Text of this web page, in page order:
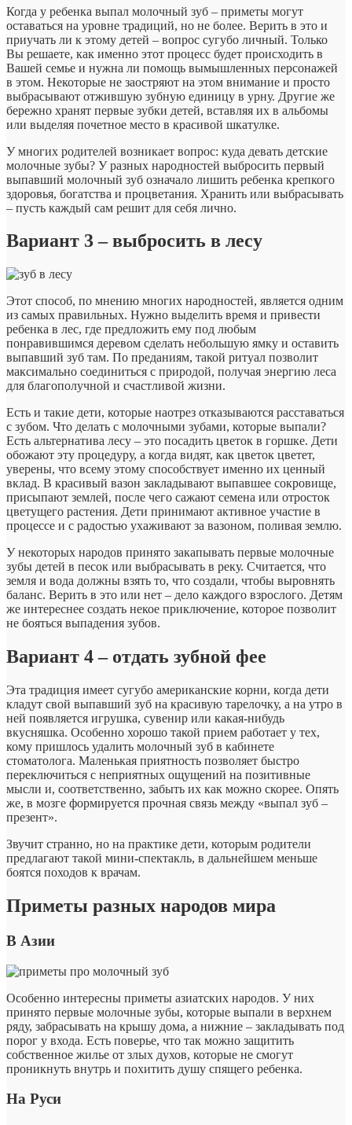
Когда у ребенка выпал молочный зуб – приметы могут
оставаться на уровне традиций, но не более. Верить в это и
приучать ли к этому детей – вопрос сугубо личный. Только
Вы решаете, как именно этот процесс будет происходить в
Вашей семье и нужна ли помощь вымышленных персонажей
в этом. Некоторые не заостряют на этом внимание и просто
выбрасывают отжившую зубную единицу в урну. Другие же
бережно хранят первые зубки детей, вставляя их в альбомы
или выделяя почетное место в красивой шкатулке.
У многих родителей возникает вопрос: куда девать детские
молочные зубы? У разных народностей выбросить первый
выпавший молочный зуб означало лишить ребенка крепкого
здоровья, богатства и процветания. Хранить или выбрасывать
– пусть каждый сам решит для себя лично.
Вариант 3 – выбросить в лесу
Этот способ, по мнению многих народностей, является одним
из самых правильных. Нужно выделить время и привести
ребенка в лес, где предложить ему под любым
понравившимся деревом сделать небольшую ямку и оставить
выпавший зуб там. По преданиям, такой ритуал позволит
максимально соединиться с природой, получая энергию леса
для благополучной и счастливой жизни.
Есть и такие дети, которые наотрез отказываются расставаться
с зубом. Что делать с молочными зубами, которые выпали?
Есть альтернатива лесу – это посадить цветок в горшке. Дети
обожают эту процедуру, а когда видят, как цветок цветет,
уверены, что всему этому способствует именно их ценный
вклад. В красивый вазон закладывают выпавшее сокровище,
присыпают землей, после чего сажают семена или отросток
цветущего растения. Дети принимают активное участие в
процессе и с радостью ухаживают за вазоном, поливая землю.
У некоторых народов принято закапывать первые молочные
зубы детей в песок или выбрасывать в реку. Считается, что
земля и вода должны взять то, что создали, чтобы выровнять
баланс. Верить в это или нет – дело каждого взрослого. Детям
же интереснее создать некое приключение, которое позволит
не бояться выпадения зубов.
Вариант 4 – отдать зубной фее
Эта традиция имеет сугубо американские корни, когда дети
кладут свой выпавший зуб на красивую тарелочку, а на утро в
ней появляется игрушка, сувенир или какая-нибудь
вкусняшка. Особенно хорошо такой прием работает у тех,
кому пришлось удалить молочный зуб в кабинете
стоматолога. Маленькая приятность позволяет быстро
переключиться с неприятных ощущений на позитивные
мысли и, соответственно, забыть их как можно скорее. Опять
же, в мозге формируется прочная связь между «выпал зуб –
презент».
Звучит странно, но на практике дети, которым родители
предлагают такой мини-спектакль, в дальнейшем меньше
боятся походов к врачам.
Приметы разных народов мира
В Азии
Особенно интересны приметы азиатских народов. У них
принято первые молочные зубы, которые выпали в верхнем
ряду, забрасывать на крышу дома, а нижние – закладывать под
порог у входа. Есть поверье, что так можно защитить
собственное жилье от злых духов, которые не смогут
проникнуть внутрь и похитить душу спящего ребенка.
На Руси